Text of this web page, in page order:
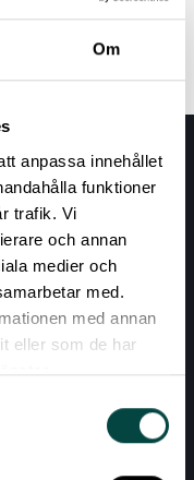
Om
anpassa innehållet
funktioner
trafik. Vi
och annan
medier och
med.
med annan
eller som de har